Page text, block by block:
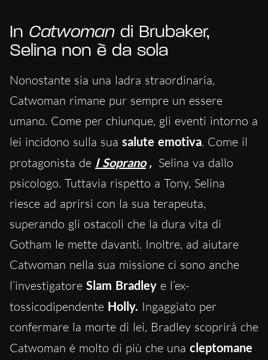
In Catwoman di Brubaker,
Selina non è da sola
Nonostante sia una ladra straordinaria,
Catwoman rimane pur sempre un essere
umano. Come per chiunque, gli eventi intorno a
lei incidono sulla sua salute emotiva. Come il
protagonista de I Soprano , Selina va dallo
psicologo. Tuttavia rispetto a Tony, Selina
riesce ad aprirsi con la sua terapeuta,
superando gli ostacoli che la dura vita di
Gotham le mette davanti. Inoltre, ad aiutare
Catwoman nella sua missione ci sono anche
l’investigatore Slam Bradley e l’ex-
tossicodipendente Holly. Ingaggiato per
confermare la morte di lei, Bradley scoprirà che
Catwoman è molto di più che una cleptomane